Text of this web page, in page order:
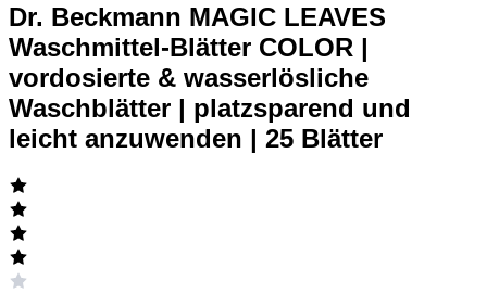
Dr. Beckmann MAGIC LEAVES
Waschmittel-Blätter COLOR |
vordosierte & wasserlösliche
Waschblätter | platzsparend und
leicht anzuwenden | 25 Blätter